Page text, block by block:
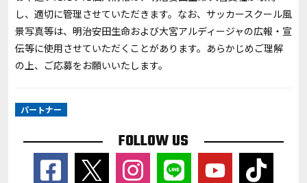
し、適切に管理させていただきます。なお、サッカースクール風
景写真等は、明治安田生命および大宮アルディージャの広報・宣
伝等に使用させていただくことがあります。あらかじめご理解
の上、ご応募をお願いいたします。
パートナー
FOLLOW US